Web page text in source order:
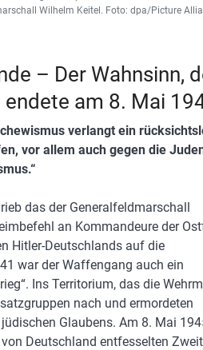
Wilhelm Keitel. Foto: dpa/Picture
– Der Wahnsinn,
am 8. Mai
verlangt ein
vor allem auch gegen die
das der Generalfeldmarschall
an Kommandeure der
Hitler-Deutschlands auf die
war der Waffengang auch ein
Ins Territorium, das die
nach und ermordeten
Glaubens. Am 8. Mai
Deutschland entfesselten